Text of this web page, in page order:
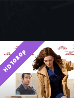
HD 1080p